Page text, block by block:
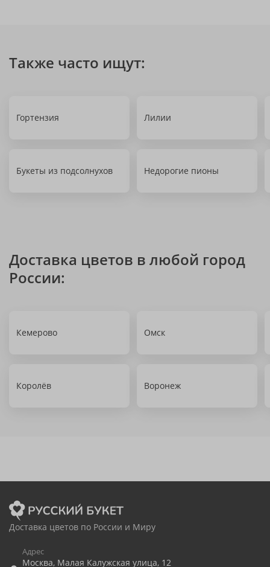
Также часто ищут:
Гортензия Лилии
Букеты из подсолнухов Недорогие пионы
Доставка цветов в любой город
России:
Кемерово Омск
Королёв Воронеж
Доставка цветов по России и Миру
Адрес
Москва, Малая Калужская улица, 12